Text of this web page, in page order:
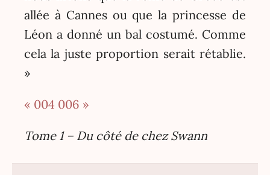
allée à Cannes ou que la princesse de
Léon a donné un bal costumé. Comme
cela la juste proportion serait rétablie.
»
« 004 006 »
Tome 1 – Du côté de chez Swann